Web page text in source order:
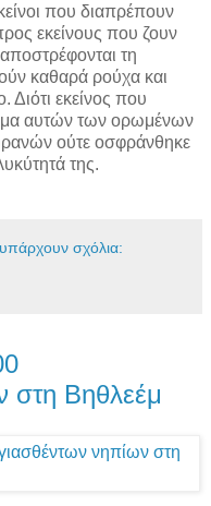
που διαπρέπουν
εκείνους που ζουν
τη
καθαρά ρούχα και
Διότι εκείνος που
αυτών των ορωμένων
ούτε οσφράνθηκε
της.
σχόλια:
στη Βηθλεέμ